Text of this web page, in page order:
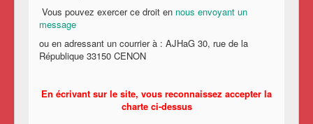
Vous pouvez exercer ce droit en nous envoyant un
message
ou en adressant un courrier à : AJHaG 30, rue de la
République 33150 CENON
En écrivant sur le site, vous reconnaissez accepter la
charte ci-dessus